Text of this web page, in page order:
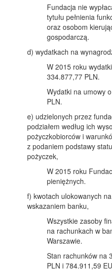
Fundacja nie
tytułu pełnienia
oraz osobom
gospodarczą.
d) wydatkach na
W 2015 roku
334.877,77 PLN.
Wydatki na umowy
PLN.
e) udzielonych przez
podziałem według ich
pożyczkobiorców i
z podaniem podstawy
pożyczek,
W 2015 roku
pieniężnych.
f) kwotach ulokowanych
wskazaniem banku,
Wszystkie zasoby
na rachunkach w
Warszawie.
Stan rachunków na
PLN i 784.911,59